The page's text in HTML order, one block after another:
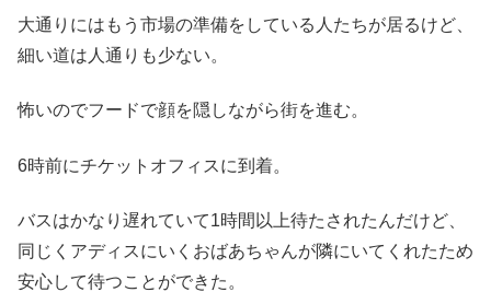
大通りにはもう市場の準備をしている人たちが居るけど、
細い道は人通りも少ない。
怖いのでフードで顔を隠しながら街を進む。
6時前にチケットオフィスに到着。
バスはかなり遅れていて1時間以上待たされたんだけど、
同じくアディスにいくおばあちゃんが隣にいてくれたため
安心して待つことができた。